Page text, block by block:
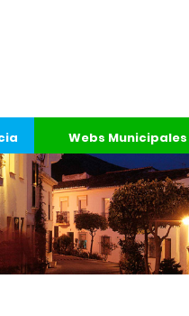
Webs Municipales